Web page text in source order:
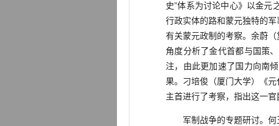
史”体系为讨论中心》以金元
行政实体的路和蒙元独特的
有关蒙元政制的考察。余蔚
角度分析了金代首都与国策
注，由此更加速了国力向南
果。刁培俊（厦门大学）《
主首进行了考察，指出这一
军制战争的专题研讨。何